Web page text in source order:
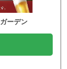
ーデン